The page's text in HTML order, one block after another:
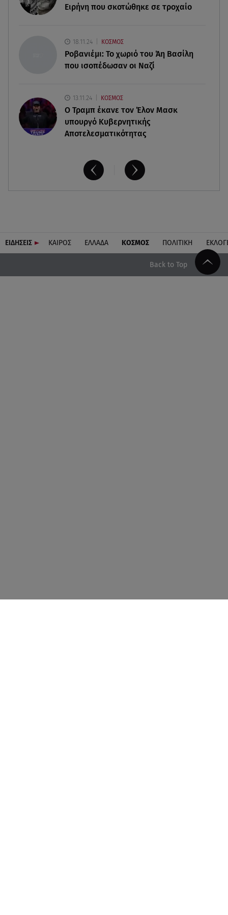
τη Σαουδική Αραβία
Ειρήνη που σκοτώθηκε σε τροχαίο
18.11.24 ΚΟΣΜΟΣ
Ροβανιέμι: Το χωριό του Άη Βασίλη
που ισοπέδωσαν οι Ναζί
13.11.24 ΚΟΣΜΟΣ
O Τραμπ έκανε τον Έλον Μασκ
υπουργό Κυβερνητικής
Αποτελεσματικότητας
ΕΙΔΗΣΕΙΣ ΚΑΙΡΟΣ ΕΛΛΑΔΑ ΚΟΣΜΟΣ ΠΟΛΙΤΙΚΗ
Back to Top